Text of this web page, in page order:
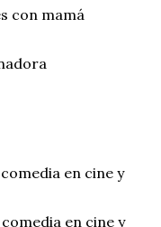
con mamá
en cine y
en cine y